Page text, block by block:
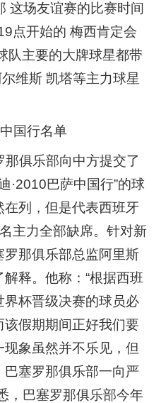
这场友谊赛的比赛时间
点开始的 梅西肯定会
队主要的大牌球星都带
维斯 凯塔等主力球星
国行名单
俱乐部向中方提交了
·2010巴萨中国行”的球
在列，但是代表西班牙
主力全部缺席。针对新
那俱乐部总监阿里斯
释。他称：“根据西班
杯晋级决赛的球员必
假期期间正好我们要
象虽然并不乐见，但
塞罗那俱乐部一向严
，巴塞罗那俱乐部今年